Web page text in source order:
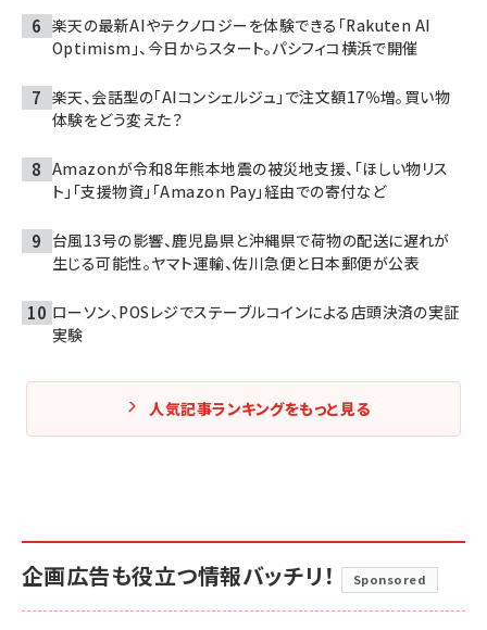
楽天の最新AIやテクノロジーを体験できる「Rakuten AI
Optimism」、今日からスタート。パシフィコ横浜で開催
楽天、会話型の「AIコンシェルジュ」で注文額17％増。買い物
体験をどう変えた？
Amazonが令和8年熊本地震の被災地支援、「ほしい物リス
ト」「支援物資」「Amazon Pay」経由での寄付など
台風13号の影響、鹿児島県と沖縄県で荷物の配送に遅れが
生じる可能性。ヤマト運輸、佐川急便と日本郵便が公表
ローソン、POSレジでステーブルコインによる店頭決済の実証
実験
人気記事ランキングをもっと見る
企画広告も役立つ情報バッチリ！ Sponsored